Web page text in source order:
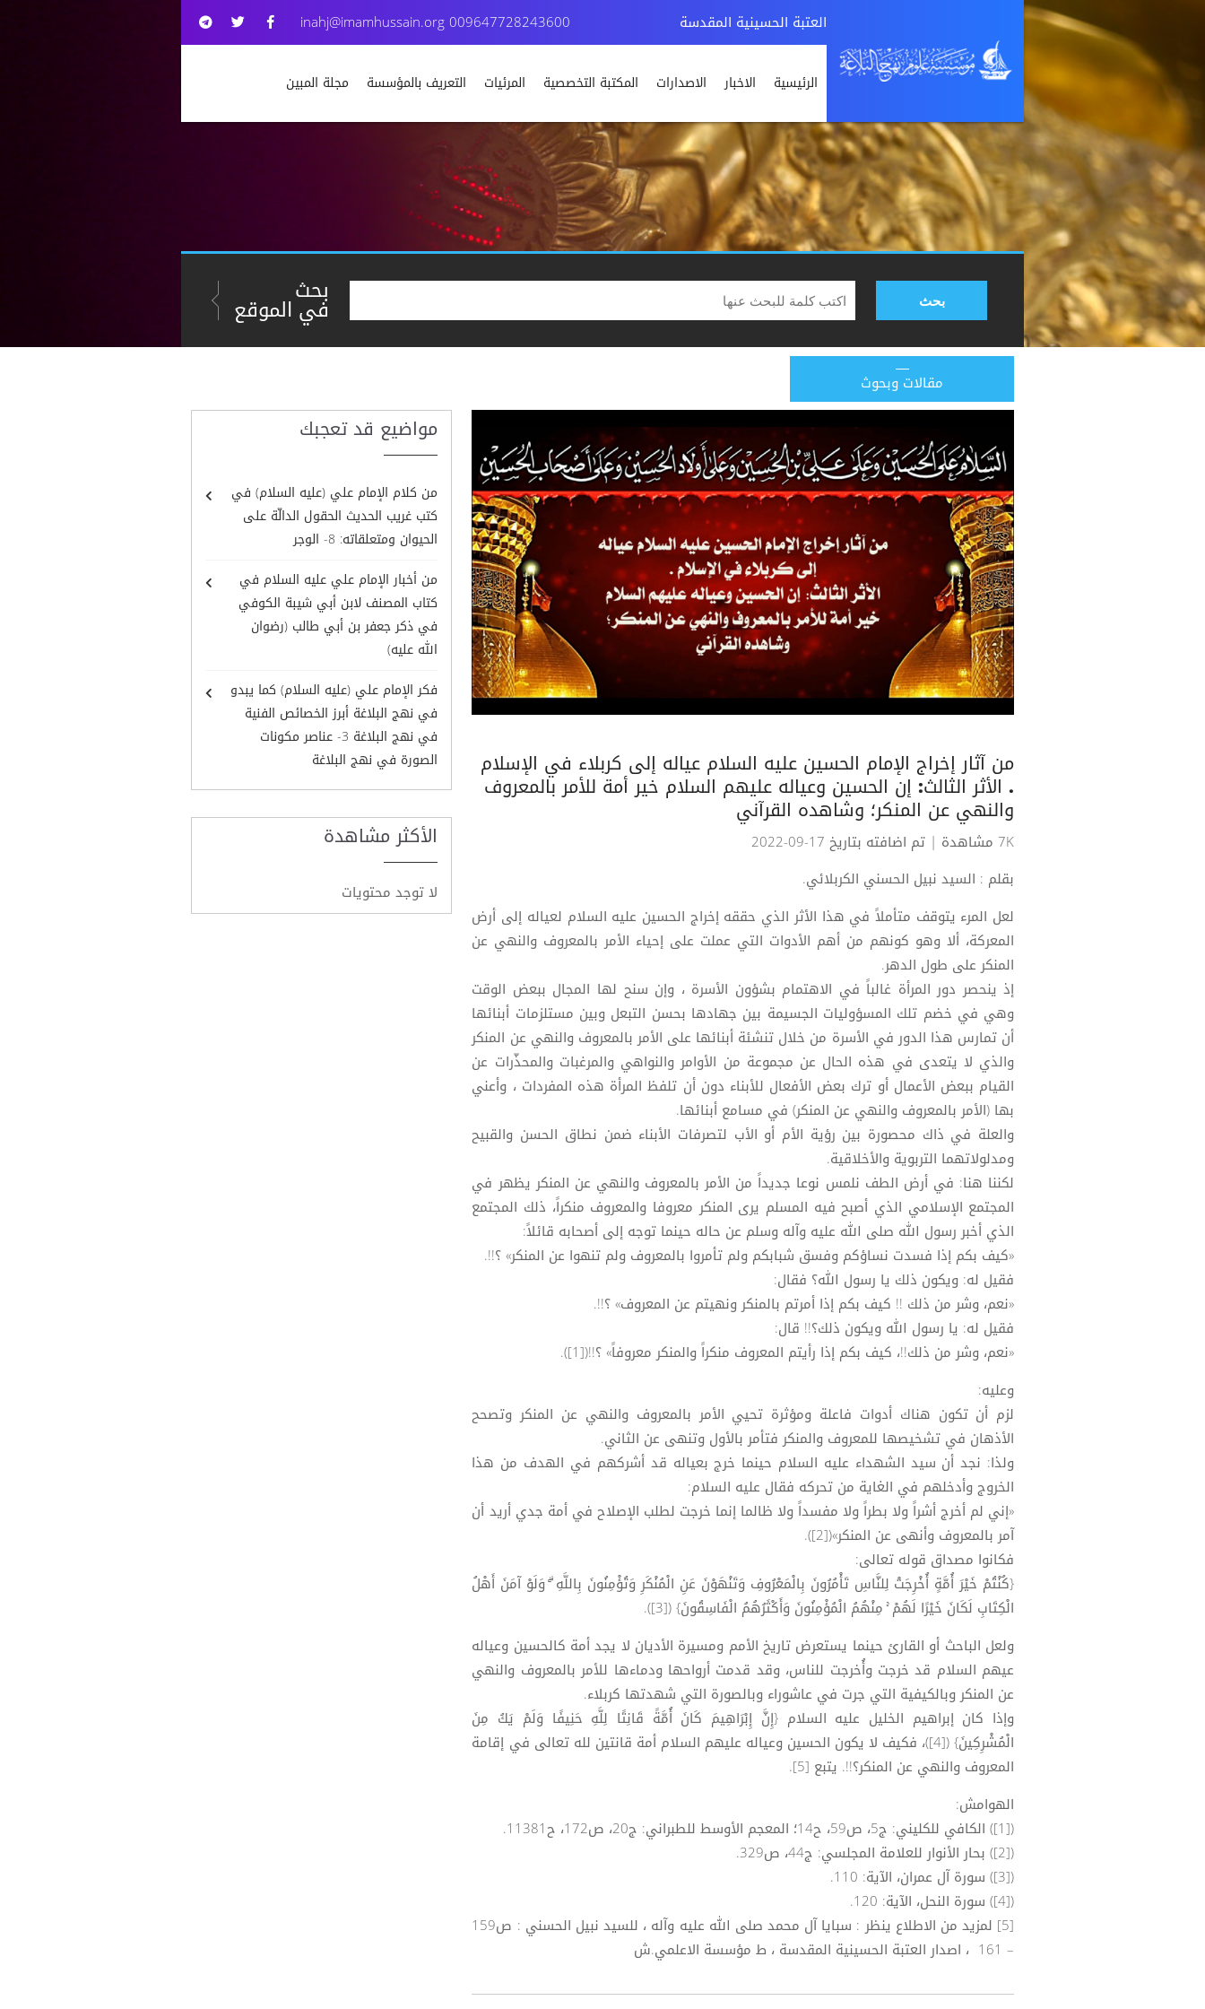
العتبة الحسينية المقدسة 009647728243600
inahj@imamhussain.org
الرئيسية الاخبار الاصدارات المكتبة التخصصية المرئيات التعريف بالمؤسسة مجلة المبين
بحث بحث
في الموقع
مقالات وبحوث
من آثار إخراج الإمام الحسين عليه السلام عياله إلى كربلاء في الإسلام
. الأثر الثالث: إن الحسين وعياله عليهم السلام خير أمة للأمر بالمعروف
والنهي عن المنكر؛ وشاهده القرآني
7K مشاهدة
| تم اضافته بتاريخ 17-09-2022
بقلم : السيد نبيل الحسني الكربلائي.
لعل المرء يتوقف متأملاً في هذا الأثر الذي حققه إخراج الحسين عليه السلام لعياله إلى أرض
المعركة، ألا وهو كونهم من أهم الأدوات التي عملت على إحياء الأمر بالمعروف والنهي عن
المنكر على طول الدهر.
إذ ينحصر دور المرأة غالباً في الاهتمام بشؤون الأسرة ، وإن سنح لها المجال ببعض الوقت
وهي في خضم تلك المسؤوليات الجسيمة بين جهادها بحسن التبعل وبين مستلزمات أبنائها
أن تمارس هذا الدور في الأسرة من خلال تنشئة أبنائها على الأمر بالمعروف والنهي عن المنكر
والذي لا يتعدى في هذه الحال عن مجموعة من الأوامر والنواهي والمرغبات والمحذّرات عن
القيام ببعض الأعمال أو ترك بعض الأفعال للأبناء دون أن تلفظ المرأة هذه المفردات ، وأعني
بها (الأمر بالمعروف والنهي عن المنكر) في مسامع أبنائها.
والعلة في ذاك محصورة بين رؤية الأم أو الأب لتصرفات الأبناء ضمن نطاق الحسن والقبيح
ومدلولاتهما التربوية والأخلاقية.
لكننا هنا: في أرض الطف نلمس نوعا جديداً من الأمر بالمعروف والنهي عن المنكر يظهر في
المجتمع الإسلامي الذي أصبح فيه المسلم يرى المنكر معروفا والمعروف منكراً، ذلك المجتمع
الذي أخبر رسول الله صلى الله عليه وآله وسلم عن حاله حينما توجه إلى أصحابه قائلاً:
«كيف بكم إذا فسدت نساؤكم وفسق شبابكم ولم تأمروا بالمعروف ولم تنهوا عن المنكر» ؟!!.
فقيل له: ويكون ذلك يا رسول الله؟ فقال:
«نعم، وشر من ذلك !! كيف بكم إذا أمرتم بالمنكر ونهيتم عن المعروف» ؟!!.
فقيل له: يا رسول الله ويكون ذلك؟!! قال:
«نعم، وشر من ذلك!!، كيف بكم إذا رأيتم المعروف منكراً والمنكر معروفاً» ؟!!([1]).
وعليه:
لزم أن تكون هناك أدوات فاعلة ومؤثرة تحيي الأمر بالمعروف والنهي عن المنكر وتصحح
الأذهان في تشخيصها للمعروف والمنكر فتأمر بالأول وتنهى عن الثاني.
ولذا: نجد أن سيد الشهداء عليه السلام حينما خرج بعياله قد أشركهم في الهدف من هذا
الخروج وأدخلهم في الغاية من تحركه فقال عليه السلام:
«إني لم أخرج أشراً ولا بطراً ولا مفسداً ولا ظالما إنما خرجت لطلب الإصلاح في أمة جدي أريد أن
آمر بالمعروف وأنهى عن المنكر»([2]).
فكانوا مصداق قوله تعالى:
{كُنْتُمْ خَيْرَ أُمَّةٍ أُخْرِجَتْ لِلنَّاسِ تَأْمُرُونَ بِالْمَعْرُوفِ وَتَنْهَوْنَ عَنِ الْمُنْكَرِ وَتُؤْمِنُونَ بِاللَّهِ ۗ وَلَوْ آمَنَ أَهْلُ
الْكِتَابِ لَكَانَ خَيْرًا لَهُمْ ۚ مِنْهُمُ الْمُؤْمِنُونَ وَأَكْثَرُهُمُ الْفَاسِقُونَ} ([3]).
ولعل الباحث أو القارئ حينما يستعرض تاريخ الأمم ومسيرة الأديان لا يجد أمة كالحسين وعياله
عيهم السلام قد خرجت وأُخرجت للناس، وقد قدمت أرواحها ودماءها للأمر بالمعروف والنهي
عن المنكر وبالكيفية التي جرت في عاشوراء وبالصورة التي شهدتها كربلاء.
وإذا كان إبراهيم الخليل عليه السلام {إِنَّ إِبْرَاهِيمَ كَانَ أُمَّةً قَانِتًا لِلَّهِ حَنِيفًا وَلَمْ يَكُ مِنَ
الْمُشْرِكِينَ} ([4])، فكيف لا يكون الحسين وعياله عليهم السلام أمة قانتين لله تعالى في إقامة
المعروف والنهي عن المنكر؟!!. يتبع [5].
الهوامش:
([1]) الكافي للكليني: ج5، ص59، ح14؛ المعجم الأوسط للطبراني: ج20، ص172، ح11381.
([2]) بحار الأنوار للعلامة المجلسي: ج44، ص329.
([3]) سورة آل عمران، الآية: 110.
([4]) سورة النحل، الآية: 120.
[5] لمزيد من الاطلاع ينظر : سبايا آل محمد صلى الله عليه وآله ، للسيد نبيل الحسني : ص159
– 161 ، اصدار العتبة الحسينية المقدسة ، ط مؤسسة الاعلمي.ش
مواضيع قد تعجبك
من كلام الإمام علي (عليه السلام) في
كتب غريب الحديث الحقول الدالّة على
الحيوان ومتعلقاته: 8- الوجر
من أخبار الإمام علي عليه السلام في
كتاب المصنف لابن أبي شيبة الكوفي
في ذكر جعفر بن أبي طالب (رضوان
الله عليه)
فكر الإمام علي (عليه السلام) كما يبدو
في نهج البلاغة أبرز الخصائص الفنية
في نهج البلاغة 3- عناصر مكونات
الصورة في نهج البلاغة
الأكثر مشاهدة
لا توجد محتويات